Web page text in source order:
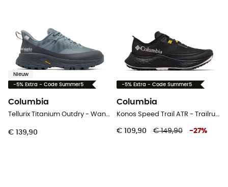
Nieuw
-5% Extra - Code Summer5
Columbia
Tellurix Titanium Outdry - Wandelschoenen - Dames
€ 139,90
-5% Extra - Code Summer5
Columbia
Konos Speed Trail ATR - Trailrunningschoenen - Heren
€ 109,90 € 149,90 -27%